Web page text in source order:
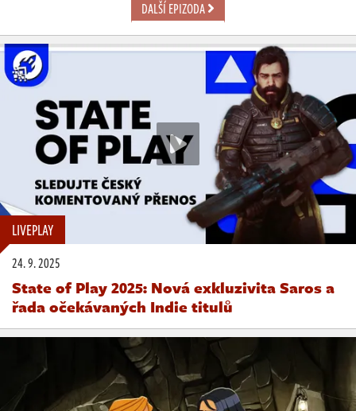
DALŠÍ EPIZODA
LIVEPLAY
24. 9. 2025
State of Play 2025: Nová exkluzivita Saros a
řada očekávaných Indie titulů